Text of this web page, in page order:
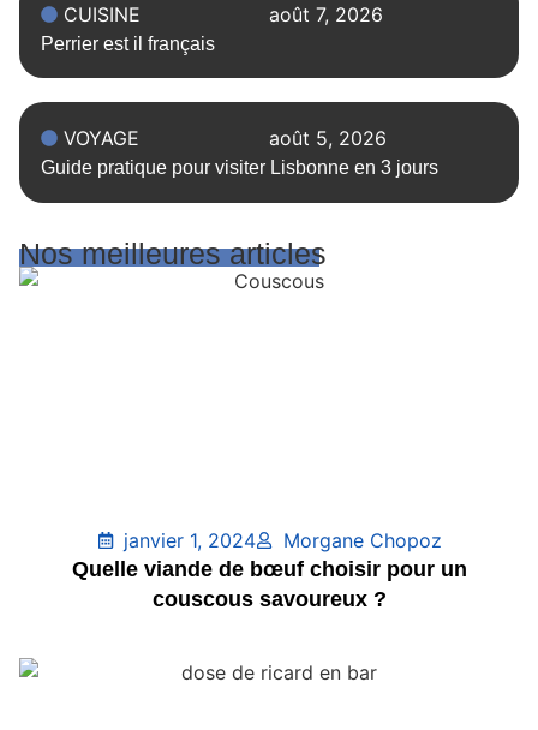
CUISINE août 7, 2026
Perrier est il français
VOYAGE août 5, 2026
Guide pratique pour visiter Lisbonne en 3 jours
Nos meilleures articles
janvier 1, 2024
Morgane Chopoz
Quelle viande de bœuf choisir pour un
couscous savoureux ?